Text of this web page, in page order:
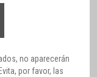
no aparecerán
por favor, las